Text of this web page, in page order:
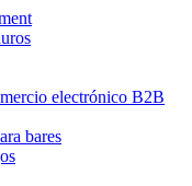
electrónico B2B
bares